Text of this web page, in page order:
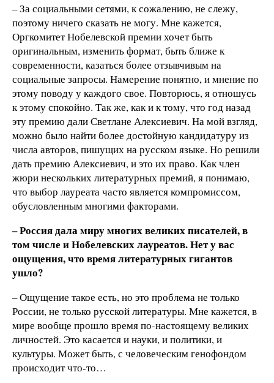
– За социальными сетями, к сожалению, не слежу,
поэтому ничего сказать не могу. Мне кажется,
Оргкомитет Нобелевской премии хочет быть
оригинальным, изменить формат, быть ближе к
современности, казаться более отзывчивым на
социальные запросы. Намерение понятно, и мнение по
этому поводу у каждого свое. Повторюсь, я отношусь
к этому спокойно. Так же, как и к тому, что год назад
эту премию дали Светлане Алексиевич. На мой взгляд,
можно было найти более достойную кандидатуру из
числа авторов, пишущих на русском языке. Но решили
дать премию Алексиевич, и это их право. Как член
жюри нескольких литературных премий, я понимаю,
что выбор лауреата часто является компромиссом,
обусловленным многими факторами.
– Россия дала миру многих великих писателей, в
том числе и Нобелевских лауреатов. Нет у вас
ощущения, что время литературных гигантов
ушло?
– Ощущение такое есть, но это проблема не только
России, не только русской литературы. Мне кажется, в
мире вообще прошло время по-настоящему великих
личностей. Это касается и науки, и политики, и
культуры. Может быть, с человеческим генофондом
происходит что-то…